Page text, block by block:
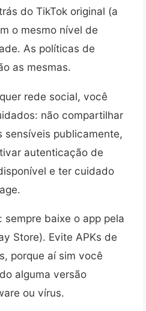
do TikTok original (a
o mesmo nível de
As políticas de
as mesmas.
rede social, você
não compartilhar
sensíveis publicamente,
autenticação de
e ter cuidado
baixe o app pela
Store). Evite APKs de
porque aí sim você
alguma versão
ou vírus.